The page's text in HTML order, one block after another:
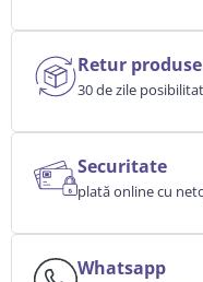
Retur produse
30 de zile
Securitate
plată online cu
Whatsapp